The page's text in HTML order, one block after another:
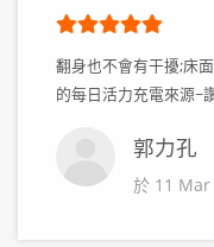
翻身也不會有干擾;床
的每日活力充電來源~
郭力孔
於 11 Mar